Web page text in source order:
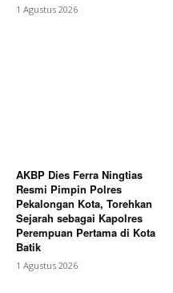
1 Agustus 2026
AKBP Dies Ferra Ningtias
Resmi Pimpin Polres
Pekalongan Kota, Torehkan
Sejarah sebagai Kapolres
Perempuan Pertama di Kota
Batik
1 Agustus 2026